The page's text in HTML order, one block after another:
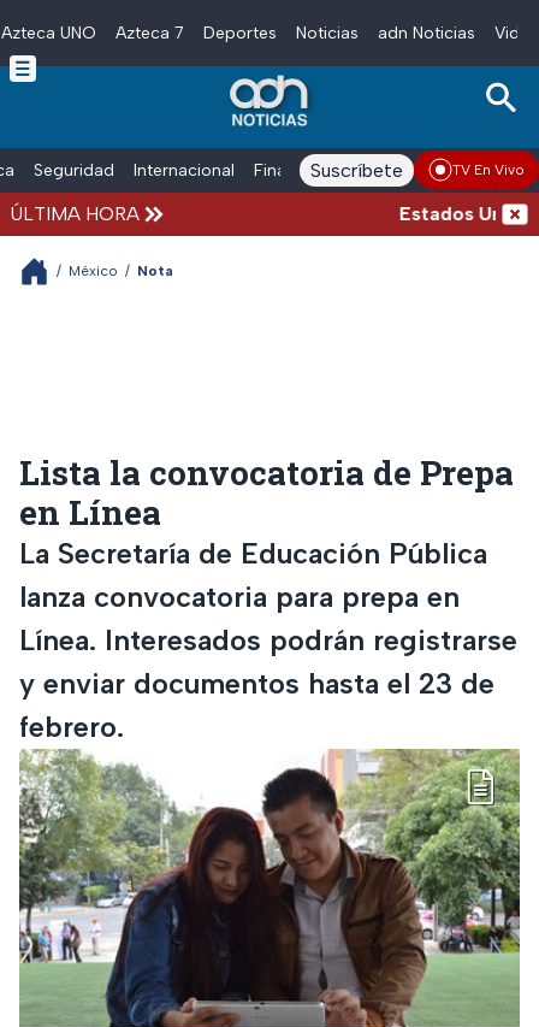
Skip to main content
Azteca UNO Azteca 7 Deportes Noticias adn Noticias
Seguridad Internacional Finanzas adn Noticias Radio
Suscríbete TV En Vivo
ÚLTIMA HORA Estados Unidos
/ México / Nota
Lista la convocatoria de Prepa
en Línea
La Secretaría de Educación Pública
lanza convocatoria para prepa en
Línea. Interesados podrán registrarse
y enviar documentos hasta el 23 de
febrero.